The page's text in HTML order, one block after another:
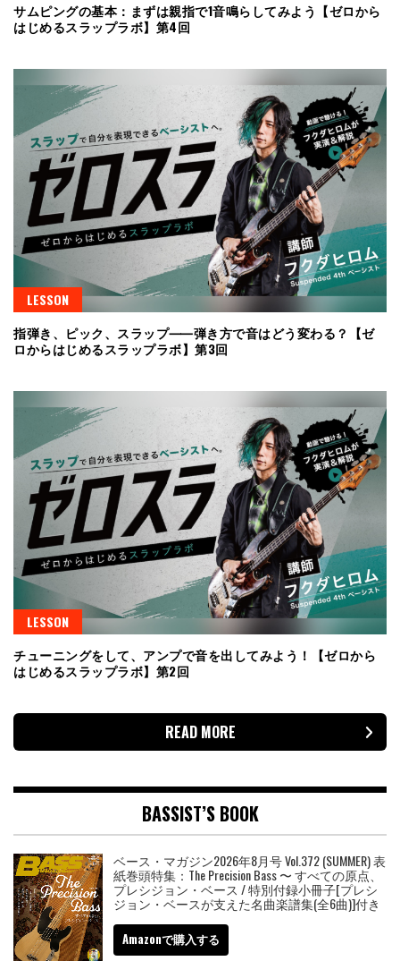
サムピングの基本：まずは親指で1音鳴らしてみよう【ゼロから
はじめるスラップラボ】第4回
LESSON
指弾き、ピック、スラップ⸺弾き方で音はどう変わる？【ゼ
ロからはじめるスラップラボ】第3回
LESSON
チューニングをして、アンプで音を出してみよう！【ゼロから
はじめるスラップラボ】第2回
READ MORE
BASSIST’S BOOK
ベース・マガジン2026年8月号 Vol.372 (SUMMER) 表
紙巻頭特集：The Precision Bass 〜 すべての原点、
プレシジョン・ベース / 特別付録小冊子[プレシ
ジョン・ベースが支えた名曲楽譜集(全6曲)]付き
Amazonで購入する